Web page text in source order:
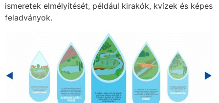
ismeretek elmélyítését, például kirakók, kvízek és képes
feladványok.